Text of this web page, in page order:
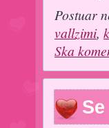
Postuar
vallzimi,
Ska